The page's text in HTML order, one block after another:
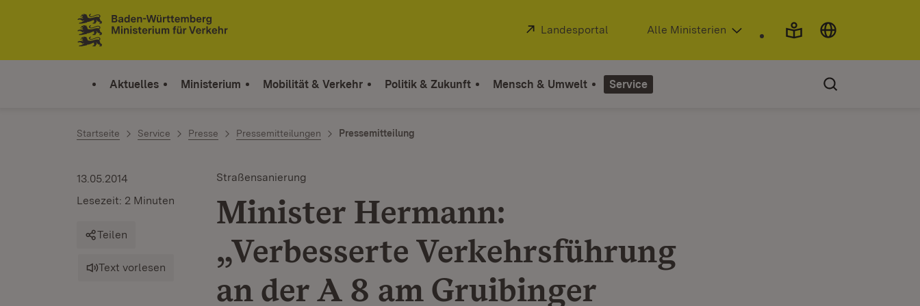
Zum Inhalt springen
Link zur Startseite
Extern:
Landesportal (Öffnet in neuem Fenster)
Alle Ministerien
Aktuelles Ministerium Mobilität & Verkehr Politik & Zukunft Mensch & Umwelt Service
Startseite Service Presse Pressemitteilungen Pressemitteilung
Straßensanierung
Minister Hermann:
„Verbesserte Verkehrsführung
an der A 8 am Gruibinger
13.05.2014
Lesezeit: 2 Minuten
Teilen
Text vorlesen